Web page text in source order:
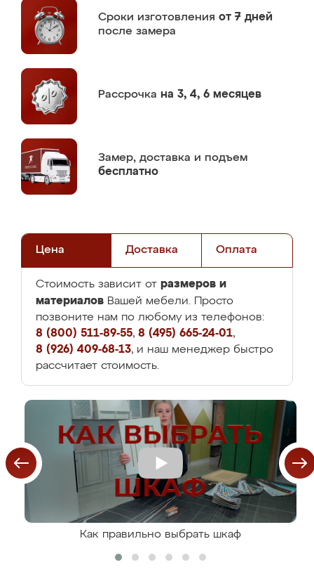
Сроки изготовления от 7 дней
после замера
Рассрочка на 3, 4, 6 месяцев
Замер, доставка и подъем
бесплатно
Цена Доставка Оплата
Стоимость зависит от размеров и
материалов Вашей мебели. Просто
позвоните нам по любому из телефонов:
8 (800) 511-89-55, 8 (495) 665-24-01,
8 (926) 409-68-13, и наш менеджер быстро
рассчитает стоимость.
Как правильно выбрать шкаф